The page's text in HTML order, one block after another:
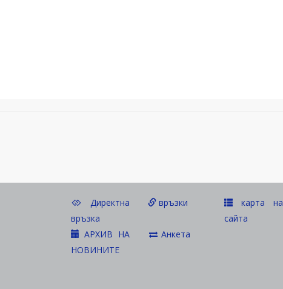
Директна
връзка
връзки
карта на
сайта
АРХИВ НА
НОВИНИТЕ
Анкета